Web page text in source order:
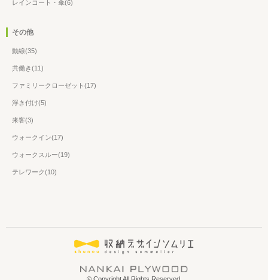
レインコート・傘(6)
その他
動線(35)
共働き(11)
ファミリークローゼット(17)
浮き付け(5)
来客(3)
ウォークイン(17)
ウォークスルー(19)
テレワーク(10)